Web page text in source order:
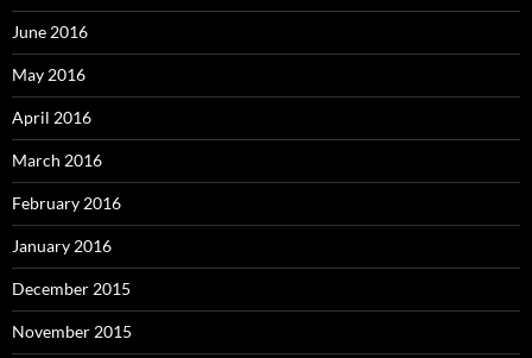
June 2016
May 2016
April 2016
March 2016
February 2016
January 2016
December 2015
November 2015